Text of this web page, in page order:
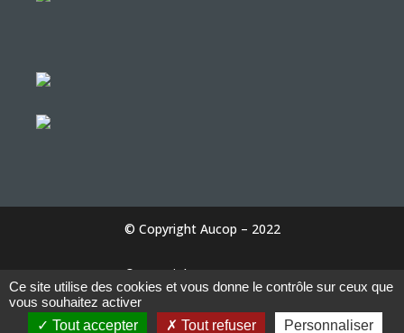
© Copyright Aucop – 2022
© Copyright Aucop – 2022
Ce site utilise des cookies et vous donne le contrôle sur ceux que
vous souhaitez activer
Tout accepter
Tout refuser Personnaliser